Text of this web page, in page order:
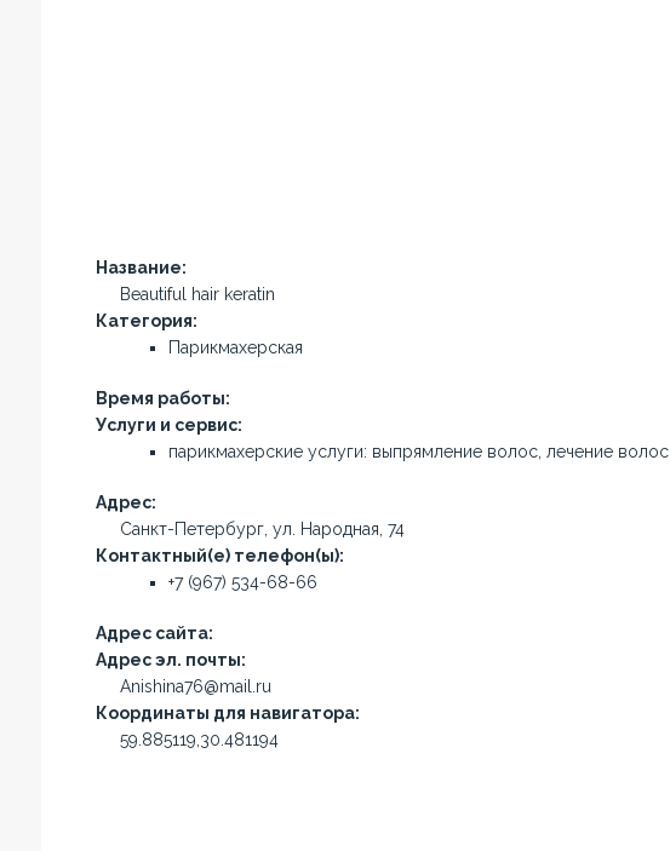
Название:
Beautiful hair keratin
Категория:
Парикмахерская
Время работы:
Услуги и сервис:
парикмахерские услуги: выпрямление волос, лечение волос
Адрес:
Санкт-Петербург, ул. Народная, 74
Контактный(е) телефон(ы):
+7 (967) 534-68-66
Адрес сайта:
Адрес эл. почты:
Anishina76@mail.ru
Координаты для навигатора:
59.885119,30.481194